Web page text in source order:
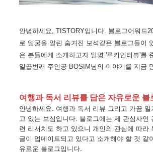
안녕하세요 , TISTORY입니다 블로그어워드
로 얼굴을 알린 숨겨진 보석같은 블로그들이
은 분들에게 소개하고자 일명 '루키인터뷰'를
일곱번째 주인공 BOSIM님의 이야기를 지금
여행과 독서 리뷰를 담은 자유로운
안녕하세요. 여행과 독서 리뷰 그리고 가끔 일
고 있는 보심입니다. 블로그에는 제 관심사인
련 리서치도 하고 있으니 개인의 관심에 따라
글이 업데이트되고 있다고 소개해야 할 것 같
유로운 블로그입니다.